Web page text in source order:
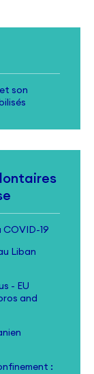
son
COVID-19
Liban
- EU
and
: